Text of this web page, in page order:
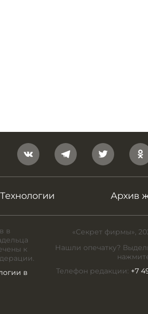
Технологии Архив
«Секрет фирмы»,
Нашли опечатку?
Телефон редакции: +7
в
к
в